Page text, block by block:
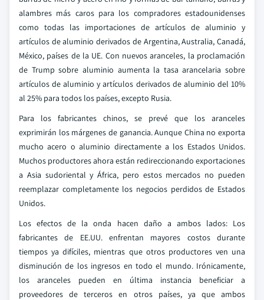
alambres más caros para los compradores estadounidenses
como todas las importaciones de artículos de aluminio y
artículos de aluminio derivados de Argentina, Australia, Canadá,
México, países de la UE. Con nuevos aranceles, la proclamación
de Trump sobre aluminio aumenta la tasa arancelaria sobre
artículos de aluminio y artículos derivados de aluminio del 10%
al 25% para todos los países, excepto Rusia.
Para los fabricantes chinos, se prevé que los aranceles
exprimirán los márgenes de ganancia. Aunque China no exporta
mucho acero o aluminio directamente a los Estados Unidos.
Muchos productores ahora están redireccionando exportaciones
a Asia sudoriental y África, pero estos mercados no pueden
reemplazar completamente los negocios perdidos de Estados
Unidos.
Los efectos de la onda hacen daño a ambos lados: Los
fabricantes de EE.UU. enfrentan mayores costos durante
tiempos ya difíciles, mientras que otros productores ven una
disminución de los ingresos en todo el mundo. Irónicamente,
los aranceles pueden en última instancia beneficiar a
proveedores de terceros en otros países, ya que ambos